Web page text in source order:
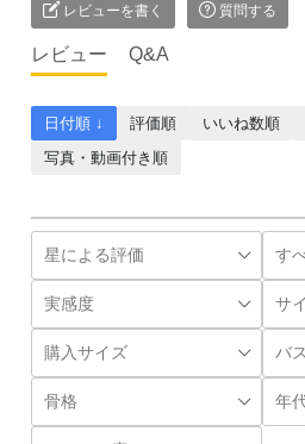
レビューを書く 質問する
レビュー Q&A
日付順 ↓ 評価順 いいね数順
写真・動画付き順